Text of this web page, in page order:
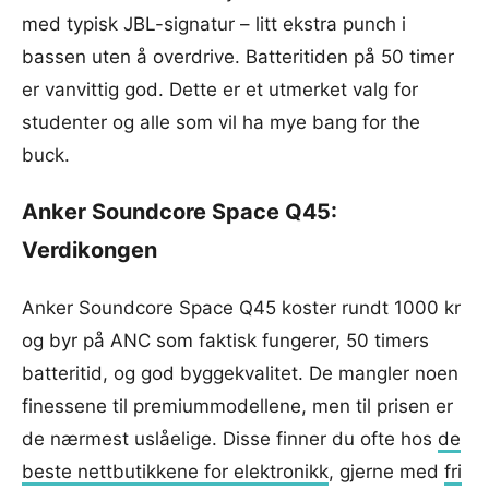
med typisk JBL-signatur – litt ekstra punch i
bassen uten å overdrive. Batteritiden på 50 timer
er vanvittig god. Dette er et utmerket valg for
studenter og alle som vil ha mye bang for the
buck.
Anker Soundcore Space Q45:
Verdikongen
Anker Soundcore Space Q45 koster rundt 1000 kr
og byr på ANC som faktisk fungerer, 50 timers
batteritid, og god byggekvalitet. De mangler noen
finessene til premiummodellene, men til prisen er
de nærmest uslåelige. Disse finner du ofte hos de
beste nettbutikkene for elektronikk, gjerne med fri